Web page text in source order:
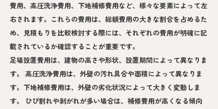
費用、高圧洗浄費用、下地補修費用など、様々な要素によって左
右されます。これらの費用は、総額費用の大きな割合を占めるた
め、見積もりを比較検討する際には、それぞれの費用が明確に記
載されているか確認することが重要です。
足場設置費用は、建物の高さや形状、設置期間によって異なりま
す。 高圧洗浄費用は、外壁の汚れ具合や面積によって異なりま
す。下地補修費用は、外壁の劣化状況によって大きく変動しま
す。 ひび割れや剥がれが多い場合は、補修費用が高くなる傾向